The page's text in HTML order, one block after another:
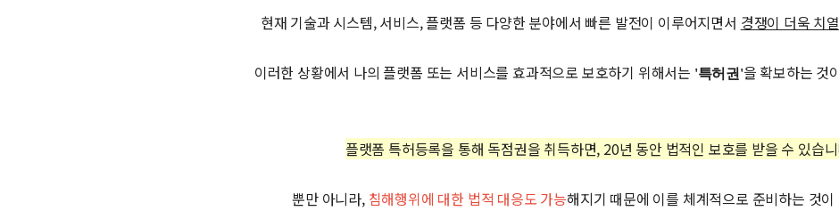
현재 기술과 시스템, 서비스, 플랫폼 등 다양한 분야에서 빠른 발전이 이루어지면서 경쟁이 더욱 치
이러한 상황에서 나의 플랫폼 또는 서비스를 효과적으로 보호하기 위해서는 '특허권'을 확보하는 것
플랫폼 특허등록을 통해 독점권을 취득하면, 20년 동안 법적인 보호를 받을 수 있습
뿐만 아니라, 침해행위에 대한 법적 대응도 가능해지기 때문에 이를 체계적으로 준비하는 것